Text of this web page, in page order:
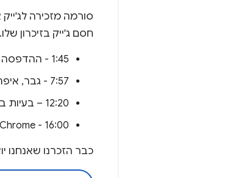
סורמה מזכירה
חסם ג'ייק בזיכרון שלו.
1:45 - ההדפסה על קנבס שלנו גרמה לקריסה של Safari ב-iOS.
7:57 - גבר, איפה העובד שלנו?
12:20 – בעיות בירושה מהאירוע.
16:00 - Chrome מנסה לעזור ונכשל.
כבר הזכרנו שאנחנו